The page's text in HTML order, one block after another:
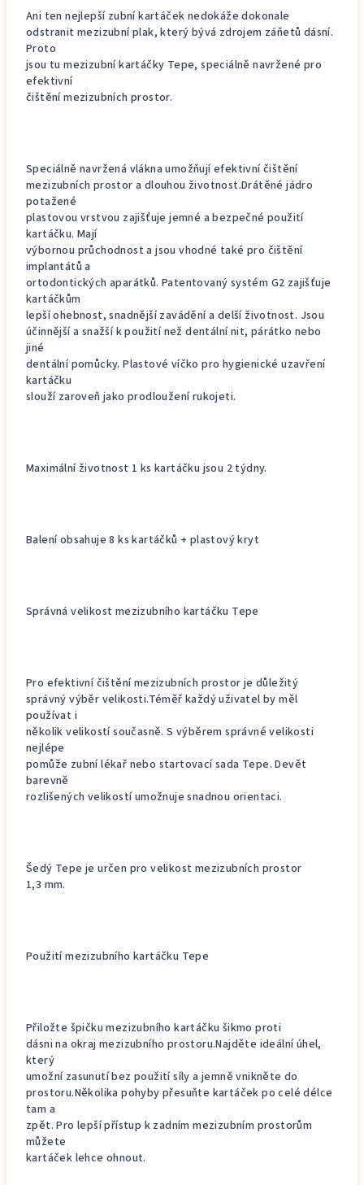
Ani ten nejlepší zubní kartáček nedokáže dokonale
odstranit mezizubní plak, který bývá zdrojem záňetů dásní.
Proto
jsou tu mezizubní kartáčky Tepe, speciálně navržené pro
efektivní
čištění mezizubních prostor.
Speciálně navržená vlákna umožňují efektivní čištění
mezizubních prostor a dlouhou životnost.Drátěné jádro
potažené
plastovou vrstvou zajišťuje jemné a bezpečné použití
kartáčku. Mají
výbornou průchodnost a jsou vhodné také pro čištění
implantátů a
ortodontických aparátků. Patentovaný systém G2 zajišťuje
kartáčkům
lepší ohebnost, snadnější zavádění a delší životnost. Jsou
účinnější a snažší k použití než dentální nit, párátko nebo
jiné
dentální pomůcky. Plastové víčko pro hygienické uzavření
kartáčku
slouží zaroveň jako prodloužení rukojeti.
Maximální životnost 1 ks kartáčku jsou 2 týdny.
Balení obsahuje 8 ks kartáčků + plastový kryt
Správná velikost mezizubního kartáčku Tepe
Pro efektivní čištění mezizubních prostor je důležitý
správný výběr velikosti.Téměř každý uživatel by měl
používat i
několik velikostí současně. S výběrem správné velikosti
nejlépe
pomůže zubní lékař nebo startovací sada Tepe. Devět
barevně
rozlišených velikostí umožnuje snadnou orientaci.
Šedý Tepe je určen pro velikost mezizubních prostor
1,3 mm.
Použití mezizubního kartáčku Tepe
Přiložte špičku mezizubního kartáčku šikmo proti
dásni na okraj mezizubního prostoru.Najděte ideální úhel,
který
umožní zasunutí bez použití síly a jemně vnikněte do
prostoru.Několika pohyby přesuňte kartáček po celé délce
tam a
zpět. Pro lepší přístup k zadním mezizubním prostorům
můžete
kartáček lehce ohnout.